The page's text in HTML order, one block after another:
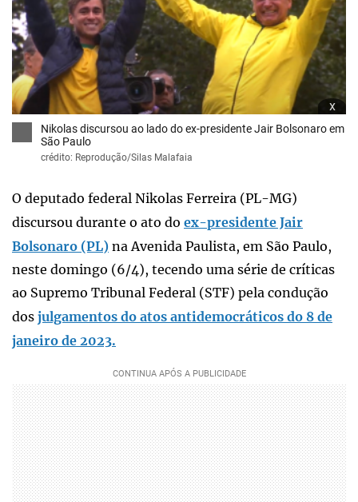
x
Nikolas discursou ao lado do ex-presidente Jair Bolsonaro em
São Paulo
crédito: Reprodução/Silas Malafaia
O deputado federal Nikolas Ferreira (PL-MG)
discursou durante o ato do ex-presidente Jair
Bolsonaro (PL) na Avenida Paulista, em São Paulo,
neste domingo (6/4), tecendo uma série de críticas
ao Supremo Tribunal Federal (STF) pela condução
dos julgamentos do atos antidemocráticos do 8 de
janeiro de 2023.